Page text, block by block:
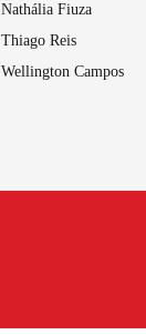
Nathália Fiuza
Thiago Reis
Wellington Campos